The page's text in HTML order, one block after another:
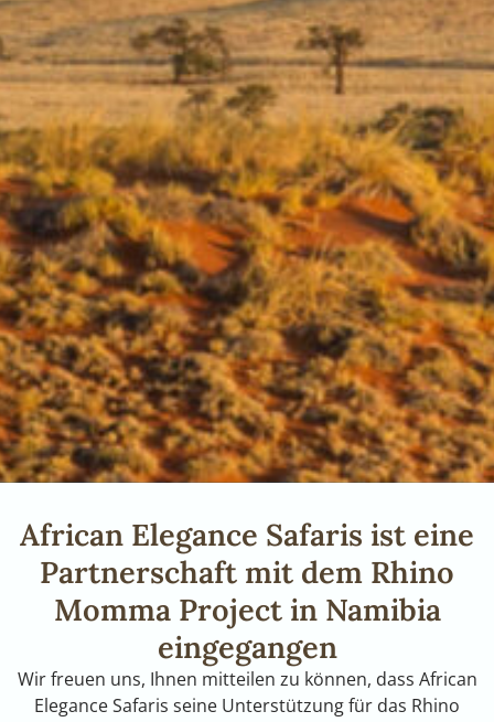
African Elegance Safaris ist eine
Partnerschaft mit dem Rhino
Momma Project in Namibia
eingegangen
Wir freuen uns, Ihnen mitteilen zu können, dass African
Elegance Safaris seine Unterstützung für das Rhino